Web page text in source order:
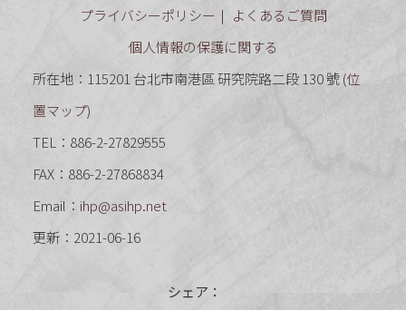
プライバシーポリシー
よくあるご質問
個人情報の保護に関する
所在地：115201 台北市南港區 研究院路二段 130 號 (位
置マップ)
TEL：886-2-27829555
FAX：886-2-27868834
Email： ihp@asihp.net
更新：2021-06-16
シェア：